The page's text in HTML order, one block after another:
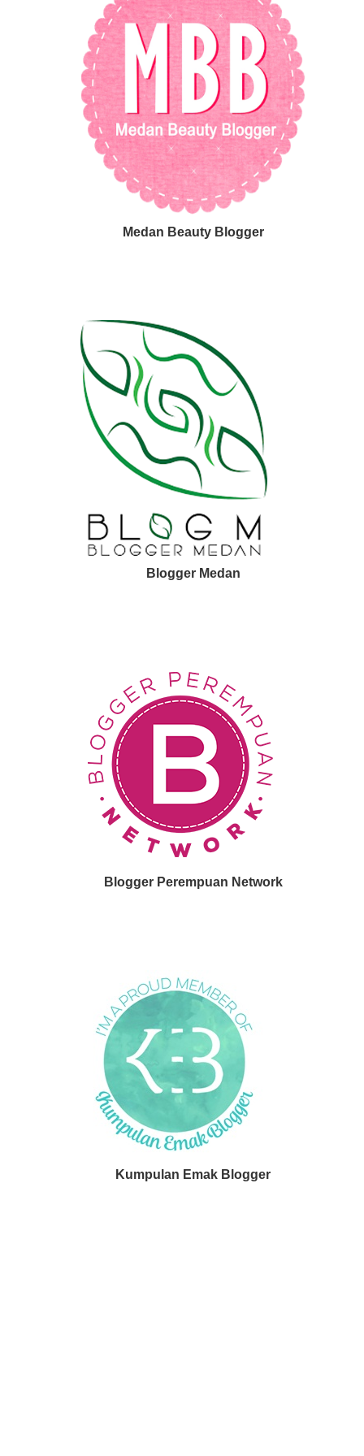
Medan Beauty Blogger
Blogger Medan
Blogger Perempuan Network
Kumpulan Emak Blogger